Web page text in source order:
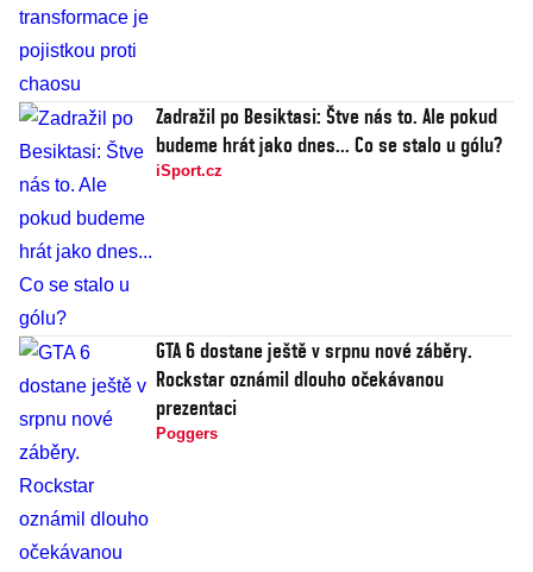
Zadražil po Besiktasi: Štve nás to. Ale pokud
budeme hrát jako dnes... Co se stalo u gólu?
iSport.cz
GTA 6 dostane ještě v srpnu nové záběry.
Rockstar oznámil dlouho očekávanou
prezentaci
Poggers